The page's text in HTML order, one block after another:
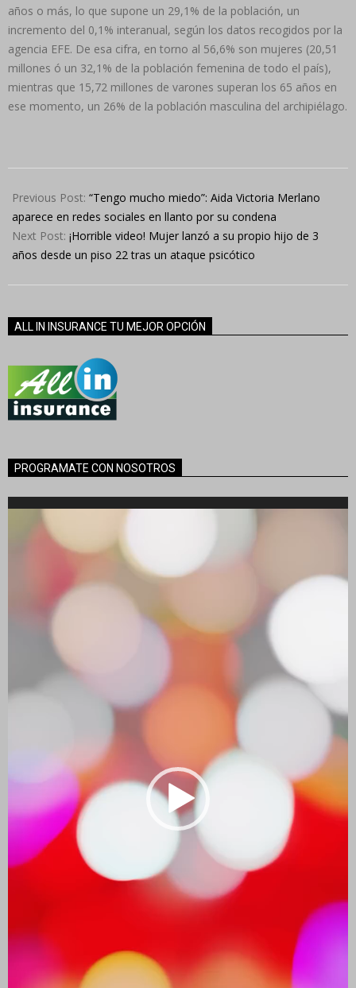
años o más, lo que supone un 29,1% de la población, un
incremento del 0,1% interanual, según los datos recogidos por la
agencia EFE. De esa cifra, en torno al 56,6% son mujeres (20,51
millones ó un 32,1% de la población femenina de todo el país),
mientras que 15,72 millones de varones superan los 65 años en
ese momento, un 26% de la población masculina del archipiélago.
04-
02
Previous Post: “Tengo mucho miedo”: Aida Victoria Merlano
aparece en redes sociales en llanto por su condena
Next Post: ¡Horrible video! Mujer lanzó a su propio hijo de 3
años desde un piso 22 tras un ataque psicótico
ALL IN INSURANCE TU MEJOR OPCIÓN
PROGRAMATE CON NOSOTROS
Reproductor